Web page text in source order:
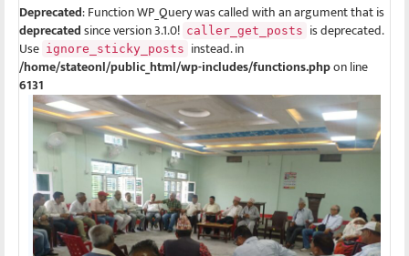
Deprecated: Function WP_Query was called with an argument that is
deprecatedsince version 3.1.0! caller_get_posts is deprecated.
Use ignore_sticky_posts instead. in
/home/stateonl/public_html/wp-includes/functions.phpon line
6131